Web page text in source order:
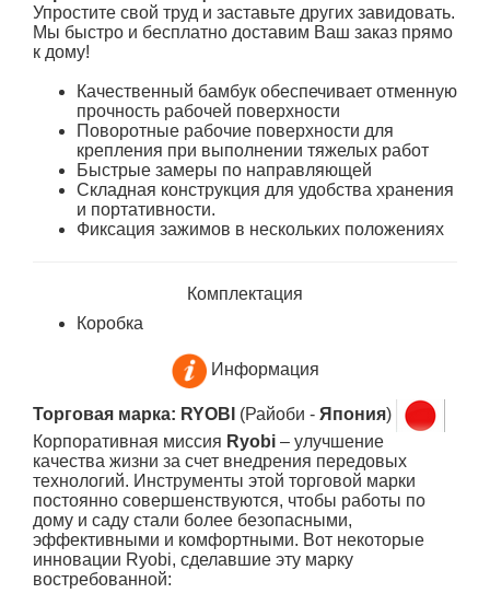
Упростите свой труд и заставьте других завидовать.
Мы быстро и бесплатно доставим Ваш заказ прямо
к дому!
Качественный бамбук обеспечивает отменную
прочность рабочей поверхности
Поворотные рабочие поверхности для
крепления при выполнении тяжелых работ
Быстрые замеры по направляющей
Складная конструкция для удобства хранения
и портативности.
Фиксация зажимов в нескольких положениях
Комплектация
Коробка
Информация
Торговая марка: RYOBI (Райоби - Япония)
Корпоративная миссия Ryobi – улучшение
качества жизни за счет внедрения передовых
технологий. Инструменты этой торговой марки
постоянно совершенствуются, чтобы работы по
дому и саду стали более безопасными,
эффективными и комфортными. Вот некоторые
инновации Ryobi, сделавшие эту марку
востребованной: